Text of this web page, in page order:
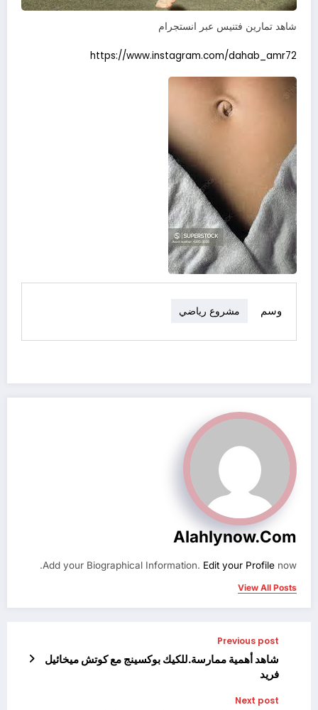
شاهد تمارين فتنيس عبر انستجرام
https://www.instagram.com/dahab_amr72
وسم مشروع رياضي
Alahlynow.com
Add your Biographical Information. Edit your Profile now.
View All Posts
Previous post
شاهد أهمية ممارسة.للكيك بوكسينج مع كوتش ميخائيل
فريد
Next post